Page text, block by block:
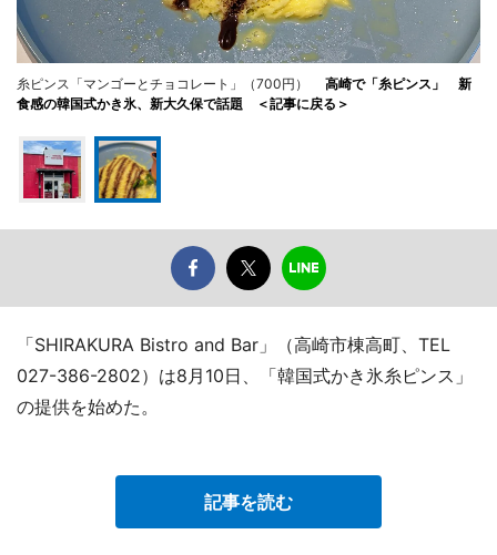
糸ピンス「マンゴーとチョコレート」（700円）
高崎で「糸ピンス」 新
食感の韓国式かき氷、新大久保で話題 ＜記事に戻る＞
「SHIRAKURA Bistro and Bar」（高崎市棟高町、TEL
027-386-2802）は8月10日、「韓国式かき氷糸ピンス」
の提供を始めた。
記事を読む